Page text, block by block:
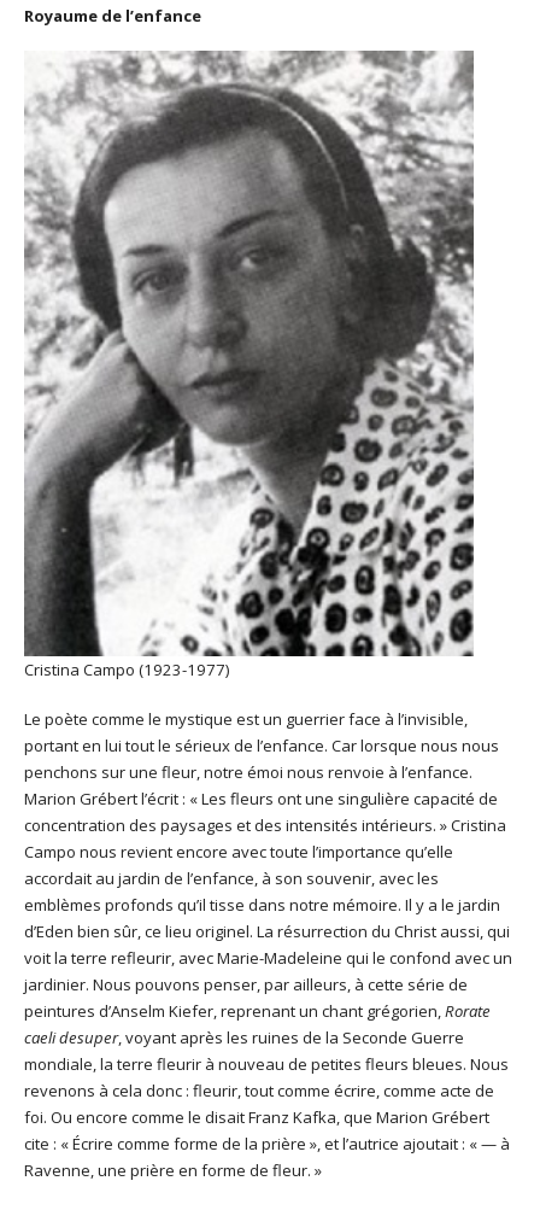
Royaume de l’enfance
Cristina Campo (1923-1977)
Le poète comme le mystique est un guerrier face à l’invisible,
portant en lui tout le sérieux de l’enfance. Car lorsque nous nous
penchons sur une fleur, notre émoi nous renvoie à l’enfance.
Marion Grébert l’écrit : « Les fleurs ont une singulière capacité de
concentration des paysages et des intensités intérieurs. » Cristina
Campo nous revient encore avec toute l’importance qu’elle
accordait au jardin de l’enfance, à son souvenir, avec les
emblèmes profonds qu’il tisse dans notre mémoire. Il y a le jardin
d’Eden bien sûr, ce lieu originel. La résurrection du Christ aussi, qui
voit la terre refleurir, avec Marie-Madeleine qui le confond avec un
jardinier. Nous pouvons penser, par ailleurs, à cette série de
peintures d’Anselm Kiefer, reprenant un chant grégorien,Rorate
caeli desuper, voyant après les ruines de la Seconde Guerre
mondiale, la terre fleurir à nouveau de petites fleurs bleues. Nous
revenons à cela donc : fleurir, tout comme écrire, comme acte de
foi. Ou encore comme le disait Franz Kafka, que Marion Grébert
cite : « Écrire comme forme de la prière », et l’autrice ajoutait : « — à
Ravenne, une prière en forme de fleur. »